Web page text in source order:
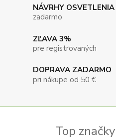
NÁVRHY OSVETLENIA
zadarmo
ZĽAVA 3%
pre registrovaných
DOPRAVA ZADARMO
pri nákupe od 50 €
Top